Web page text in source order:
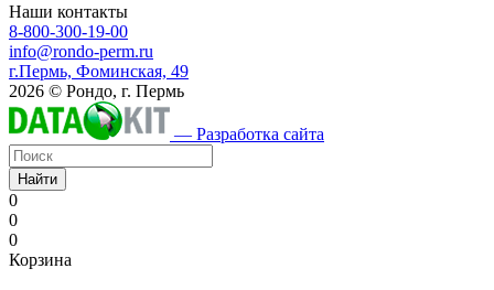
Наши контакты
8-800-300-19-00
info@rondo-perm.ru
г.Пермь, Фоминская, 49
2026 © Рондо, г. Пермь
— Разработка сайта
Найти
0
0
0
Корзина